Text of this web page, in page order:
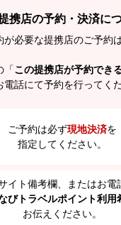
携店の予約・決済に
が必要な提携店のご予約
「この提携店が予約でき
話にて予約を行ってく
ご予約は必ず現地決済を
指定してください。
イト備考欄、またはお電
びトラベルポイント利用
お伝えください。